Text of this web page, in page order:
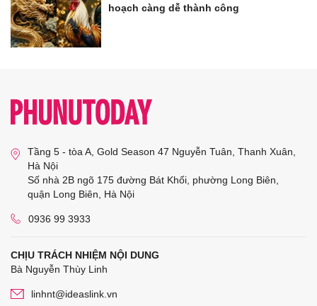
hoạch càng dễ thành công
Tầng 5 - tòa A, Gold Season 47 Nguyễn Tuân, Thanh Xuân,
Hà Nội
Số nhà 2B ngõ 175 đường Bát Khối, phường Long Biên,
quận Long Biên, Hà Nội
0936 99 3933
CHỊU TRÁCH NHIỆM NỘI DUNG
Bà Nguyễn Thùy Linh
linhnt@ideaslink.vn